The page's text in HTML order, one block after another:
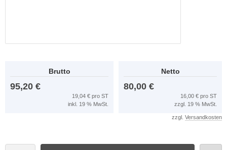
Brutto
95,20 €
19,04 € pro ST
inkl. 19 % MwSt.
Netto
80,00 €
16,00 € pro ST
zzgl. 19 % MwSt.
zzgl. Versandkosten